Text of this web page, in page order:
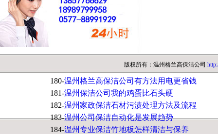
版权所有：温州格兰高保洁公司
180-温州格兰高保洁公司有方法用电更省钱
181-温州保洁公司我的鸡蛋比石头硬
182-温州家政保洁石材污渍处理方法及流程
183-温州公司保洁自动化是发展趋势
184-温州专业保洁竹地板怎样清洁与保养